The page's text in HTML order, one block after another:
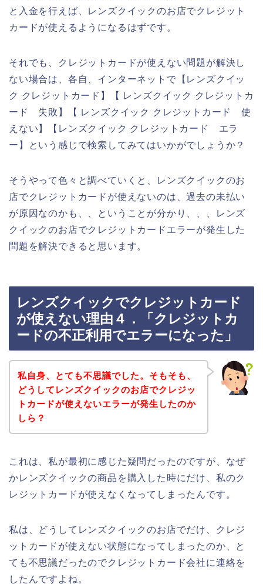
と入金を行えば、レンズクイックのお店でクレジット
カードが使えるようになるはずです。
それでも、クレジットカードが使えない問題が解決し
ない場合は、各自、インターネットで【レンズクイッ
ク クレジットカード】【 レンズクイック クレジットカ
ード 失敗】【 レンズクイック クレジットカード 使
えない】【レンズクイック クレジットカード エラ
ー】という感じで検索してみてはいかがでしょうか？
そうやって色々と調べていくと、レンズクイックのお
店でクレジットカードが使えないのは、過去の未払い
が原因なのかも、、ということが分かり、、、レンズ
クイックのお店でクレジットカードエラーが発生した
問題を解決できると思います。
レンズクイックでクレジットカード
が使えない理由４．「クレジットカ
ードの不正利用でエラーになった」
私自身、とても不思議でした。そもそも、
どうしてレンズクイックのお店でクレジッ
トカードが使えないエラーが発生したのか
しら？
これは、私が最初に感じた疑問だったのですが、なぜ
かレンズクイックの商品を購入した時にだけ、私のク
レジットカードが使えなくなってしまったんです。
私は、どうしてレンズクイックのお店でだけ、クレジ
ットカードが使えない状態になってしまったのか、と
ても不思議だったのでクレジットカード会社に連絡を
したんですよね。